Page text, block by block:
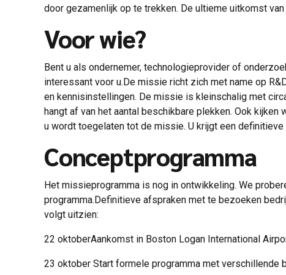
door gezamenlijk op te trekken. De ultieme uitkomst
Voor wie?
Bent u als ondernemer, technologieprovider of
interessant voor u.De missie richt zich met name op
en kennisinstellingen. De missie is kleinschalig met
hangt af van het aantal beschikbare plekken. Ook
u wordt toegelaten tot de missie. U krijgt een
Conceptprogramma
Het missieprogramma is nog in ontwikkeling. We
programma.Definitieve afspraken met te bezoeken
volgt uitzien:
22 oktoberAankomst in Boston Logan International
23 oktober Start formele programma met verschillende